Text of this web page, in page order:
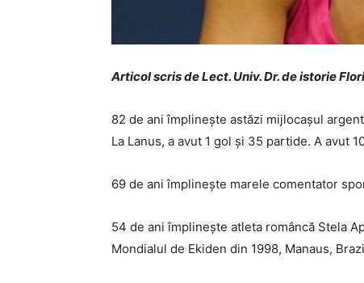
Articol scris de Lect. Univ. Dr. de istorie
82 de ani împlinește astăzi mijlocașul
La Lanus, a avut 1 gol și 35 partide. A avut
69 de ani împlinește marele comentator
54 de ani împlinește atleta româncă Stela
Mondialul de Ekiden din 1998, Manaus,